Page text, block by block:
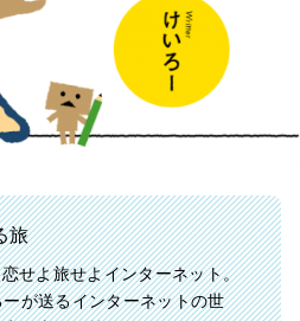
旅
せよ旅せよインターネット。
が送るインターネットの世